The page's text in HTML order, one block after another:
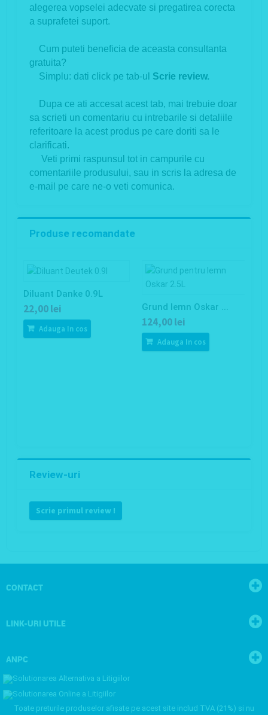
alegerea vopselei adecvate si pregatirea corecta
a suprafetei suport.
Cum puteti beneficia de aceasta consultanta
gratuita?
Simplu: dati click pe tab-ul Scrie review.
Dupa ce ati accesat acest tab, mai trebuie doar
sa scrieti un comentariu cu intrebarile si detaliile
referitoare la acest produs pe care doriti sa le
clarificati.
Veti primi raspunsul tot in campurile cu
comentariile produsului, sau in scris la adresa de
e-mail pe care ne-o veti comunica.
Produse recomandate
Diluant Danke 0.9L
22,00 lei
Adauga In cos
Grund lemn Oskar ...
124,00 lei
Adauga In cos
Review-uri
Scrie primul review !
CONTACT
LINK-URI UTILE
ANPC
Toate preturile produselor afisate pe acest site includ TVA (21%) si nu